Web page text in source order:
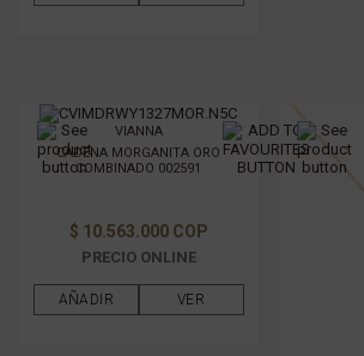
VIANNA
CADENA MORGANITA ORO
COMBINADO 002591
$ 10.563.000 COP
PRECIO ONLINE
AÑADIR VER